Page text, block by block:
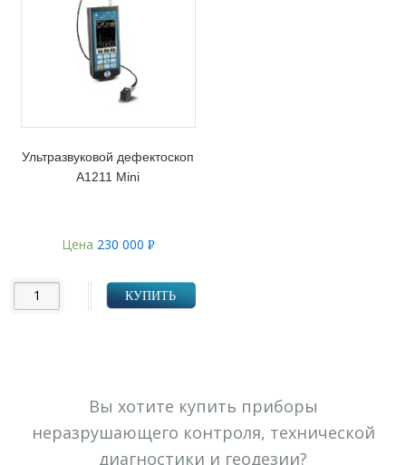
Ультразвуковой дефектоскоп
А1211 Mini
Цена 230 000 Р
КУПИТЬ
Вы хотите купить приборы
неразрушающего контроля, технической
диагностики и геодезии?